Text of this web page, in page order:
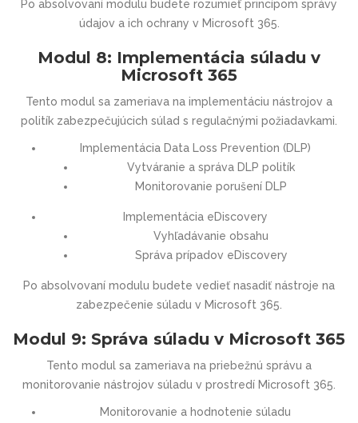
Po absolvovaní modulu budete rozumieť princípom správy
údajov a ich ochrany v Microsoft 365.
Modul 8: Implementácia súladu v
Microsoft 365
Tento modul sa zameriava na implementáciu nástrojov a
politík zabezpečujúcich súlad s regulačnými požiadavkami.
Implementácia Data Loss Prevention (DLP)
Vytváranie a správa DLP politík
Monitorovanie porušení DLP
Implementácia eDiscovery
Vyhľadávanie obsahu
Správa prípadov eDiscovery
Po absolvovaní modulu budete vedieť nasadiť nástroje na
zabezpečenie súladu v Microsoft 365.
Modul 9: Správa súladu v Microsoft 365
Tento modul sa zameriava na priebežnú správu a
monitorovanie nástrojov súladu v prostredí Microsoft 365.
Monitorovanie a hodnotenie súladu